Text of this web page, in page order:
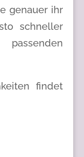
genauer ihr
schneller
findet